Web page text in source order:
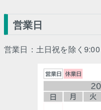
営業日
営業日：土日祝を除く